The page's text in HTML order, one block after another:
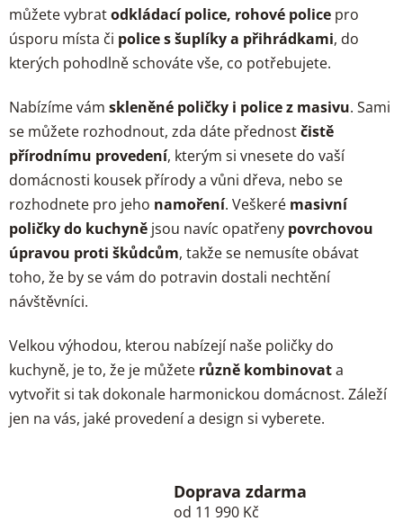
p
r
v
k
v
ý
p
i
s
u
můžete vybratodkládací police, rohové police pro
úsporu místa či police s šuplíky a přihrádkami, do
kterých pohodlně schováte vše, co potřebujete.
Nabízíme vám skleněné poličky i police z masivu. Sami
se můžete rozhodnout, zda dáte přednostčistě
přírodnímu provedení, kterým si vnesete do vaší
domácnosti kousek přírody a vůni dřeva, nebo se
rozhodnete pro jeho namoření. Veškeré masivní
poličky do kuchyně jsou navíc opatřeny povrchovou
úpravou proti škůdcům, takže se nemusíte obávat
toho, že by se vám do potravin dostali nechtění
návštěvníci.
Velkou výhodou, kterou nabízejí naše poličky do
kuchyně, je to, že je můžete různě kombinovata
vytvořit si tak dokonale harmonickou domácnost. Záleží
jen na vás, jaké provedení a design si vyberete.
Doprava zdarma
od 11 990 Kč